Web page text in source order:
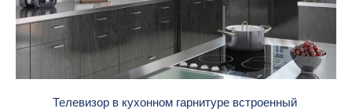
Телевизор в кухонном гарнитуре встроенный